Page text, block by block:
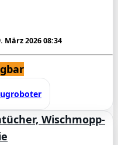
2026 08:34
Wischmopp-